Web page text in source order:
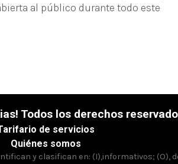
al público durante todo este
Todos los derechos
de servicios
Quiénes somos
y clasifican en: (I),informativos;